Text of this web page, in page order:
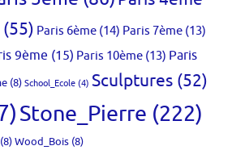
(55) Paris 6ème (14) Paris 7ème (13)
9ème (15) Paris 10ème (13) Paris
(8) School_Ecole (4) Sculptures (52)
Stone_Pierre (222)
(8)Wood_Bois (8)